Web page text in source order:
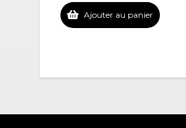
Ajouter au panier